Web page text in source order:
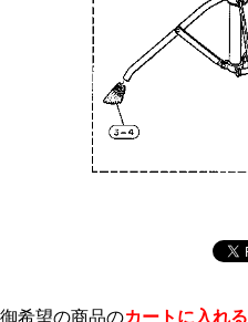
御希望の商品のカートに入れる